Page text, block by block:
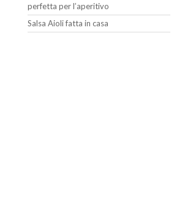
perfetta per l’aperitivo
Salsa Aioli fatta in casa